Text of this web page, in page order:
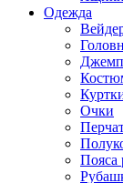
Одежда
Очки
Пояса